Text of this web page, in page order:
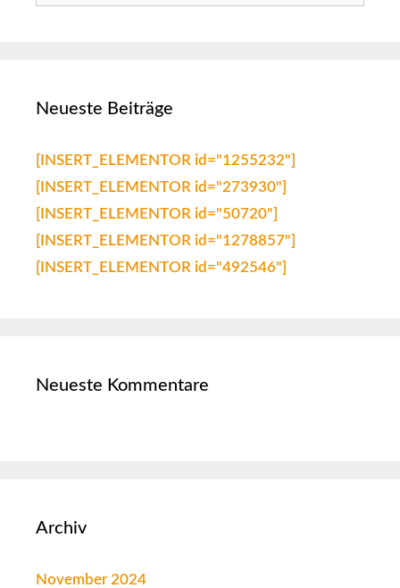
Neueste Beiträge
[INSERT_ELEMENTOR id="1255232"]
[INSERT_ELEMENTOR id="273930"]
[INSERT_ELEMENTOR id="50720"]
[INSERT_ELEMENTOR id="1278857"]
[INSERT_ELEMENTOR id="492546"]
Neueste Kommentare
Archiv
November 2024